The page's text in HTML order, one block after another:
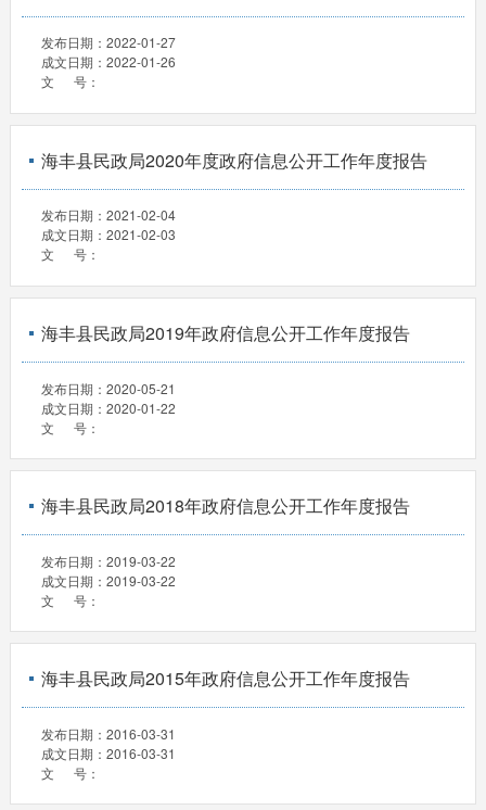
发布日期： 2022-01-27
成文日期： 2022-01-26
文 号：
海丰县民政局2020年度政府信息公开工作年度报告
发布日期： 2021-02-04
成文日期： 2021-02-03
文 号：
海丰县民政局2019年政府信息公开工作年度报告
发布日期： 2020-05-21
成文日期： 2020-01-22
文 号：
海丰县民政局2018年政府信息公开工作年度报告
发布日期： 2019-03-22
成文日期： 2019-03-22
文 号：
海丰县民政局2015年政府信息公开工作年度报告
发布日期： 2016-03-31
成文日期： 2016-03-31
文 号：